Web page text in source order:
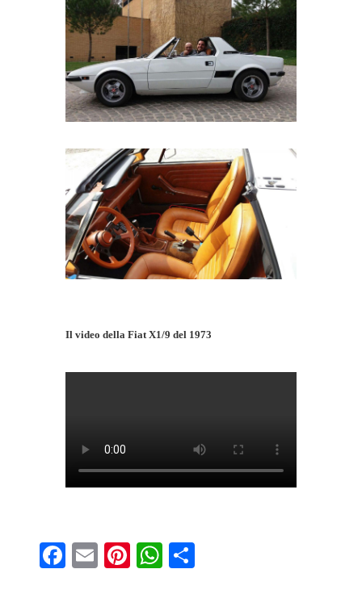
Il video della Fiat X1/9 del 1973
Fa E
Pi
W